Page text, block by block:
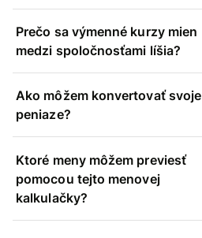
Prečo sa výmenné kurzy mien
medzi spoločnosťami líšia?
Ako môžem konvertovať svoje
peniaze?
Ktoré meny môžem previesť
pomocou tejto menovej
kalkulačky?